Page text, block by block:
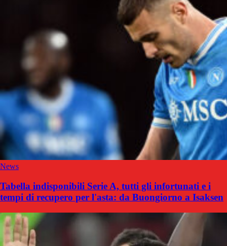
News
Tabella indisponibili Serie A, tutti gli infortunati e i
tempi di recupero per l'asta: da Buongiorno a Isaksen